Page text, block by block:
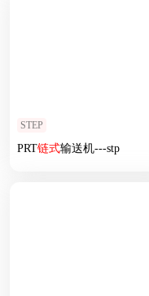
STEP
PRT链式输送机---stp